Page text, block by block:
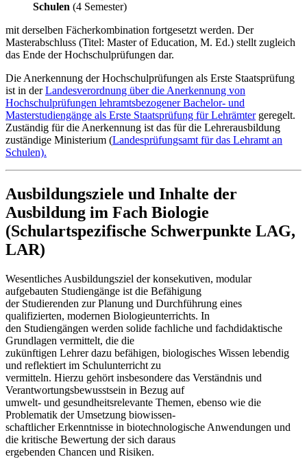
Schulen (4 Semester)
mit derselben Fächerkombination fortgesetzt werden. Der
Masterabschluss (Titel: Master of Education, M. Ed.) stellt zugleich
das Ende der Hochschulprüfungen dar.
Die Anerkennung der Hochschulprüfungen als Erste Staatsprüfung
ist in derLandesverordnung über die Anerkennung von
Hochschulprüfungen lehramtsbezogener Bachelor- und
Masterstudiengänge als Erste Staatsprüfung für Lehrämtergeregelt.
Zuständig für die Anerkennung ist das für die Lehrerausbildung
zuständige Ministerium (Landesprüfungsamt für das Lehramt an
Schulen).
Ausbildungsziele und Inhalte der
Ausbildung im Fach Biologie
(Schulartspezifische Schwerpunkte LAG,
LAR)
Wesentliches Ausbildungsziel der konsekutiven, modular
aufgebauten Studiengänge ist die Befähigung
der Studierenden zur Planung und Durchführung eines
qualifizierten, modernen Biologieunterrichts. In
den Studiengängen werden solide fachliche und fachdidaktische
Grundlagen vermittelt, die die
zukünftigen Lehrer dazu befähigen, biologisches Wissen lebendig
und reflektiert im Schulunterricht zu
vermitteln. Hierzu gehört insbesondere das Verständnis und
Verantwortungsbewusstsein in Bezug auf
umwelt- und gesundheitsrelevante Themen, ebenso wie die
Problematik der Umsetzung biowissen-
schaftlicher Erkenntnisse in biotechnologische Anwendungen und
die kritische Bewertung der sich daraus
ergebenden Chancen und Risiken.